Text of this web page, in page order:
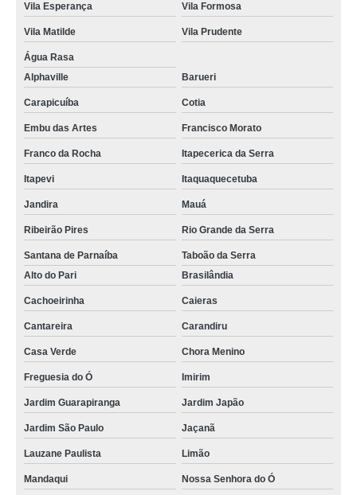
Vila Esperança Vila Formosa
Vila Matilde Vila Prudente
Água Rasa
Alphaville
Barueri
Carapicuíba Cotia
Embu das Artes Francisco Morato
Franco da Rocha Itapecerica da Serra
Itapevi Itaquaquecetuba
Jandira Mauá
Ribeirão Pires Rio Grande da Serra
Santana de Parnaíba
Taboão da Serra
Alto do Pari
Brasilândia
Cachoeirinha Caieras
Cantareira Carandiru
Casa Verde Chora Menino
Freguesia do Ó Imirim
Jardim Guarapiranga Jardim Japão
Jardim São Paulo Jaçanã
Lauzane Paulista Limão
Mandaqui Nossa Senhora do Ó